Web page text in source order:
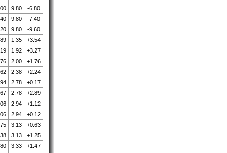
9.80
-6.80
9.80
-7.40
9.80
-9.60
1.35
+3.54
1.92
+3.27
2.00
+1.76
2.38
+2.24
2.78
+0.17
2.78
+2.89
2.94
+1.12
2.94
+0.12
3.13
+0.63
3.13
+1.25
3.33
+1.47